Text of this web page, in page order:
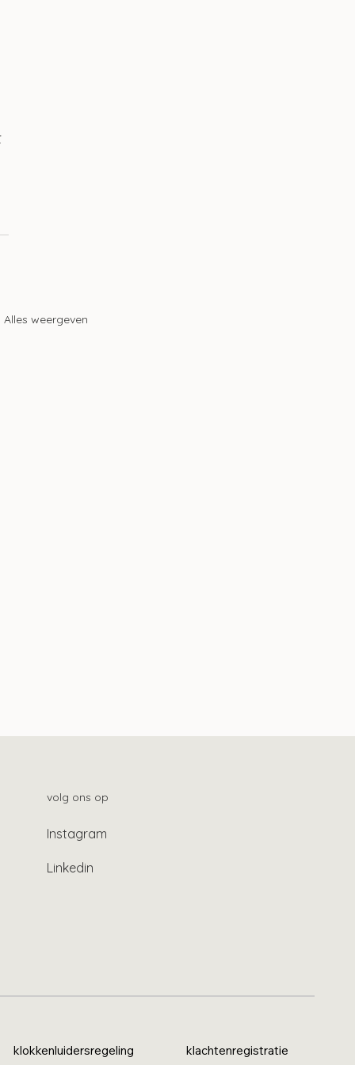
Alles weergeven
volg ons op
Instagram
Linkedin
klokkenluidersregeling klachtenregistratie